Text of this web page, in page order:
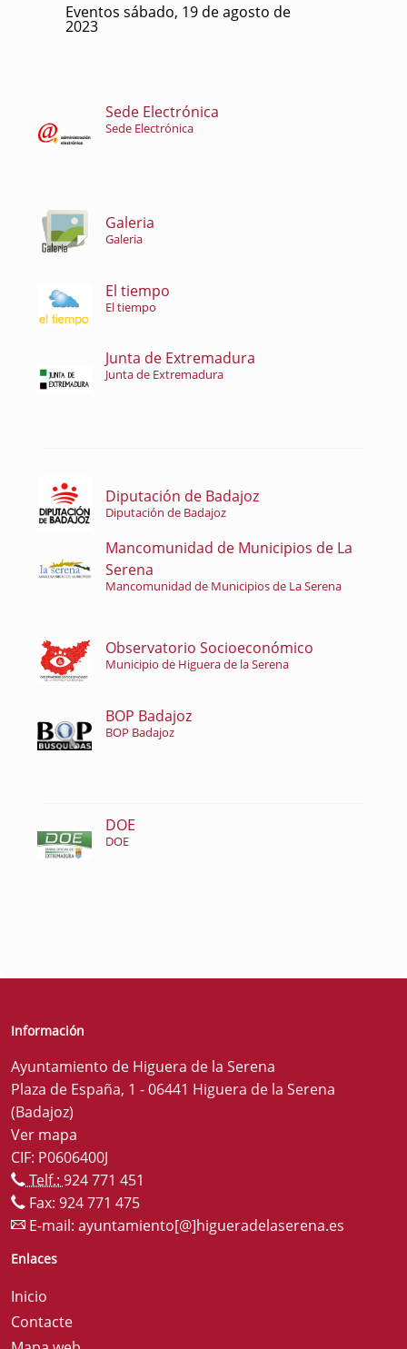
Eventos sábado, 19 de agosto de
2023
Sede Electrónica
Sede Electrónica
Galeria
Galeria
El tiempo
El tiempo
Junta de Extremadura
Junta de Extremadura
Diputación de Badajoz
Diputación de Badajoz
Mancomunidad de Municipios de La
Serena
Mancomunidad de Municipios de La Serena
Observatorio Socioeconómico
Municipio de Higuera de la Serena
BOP Badajoz
BOP Badajoz
DOE
DOE
Información
Ayuntamiento de Higuera de la Serena
Plaza de España, 1 - 06441 Higuera de la Serena
(Badajoz)
Ver mapa
CIF: P0606400J
Telf.: 924 771 451
Fax: 924 771 475
E-mail: ayuntamiento[@]higueradelaserena.es
Enlaces
Inicio
Contacte